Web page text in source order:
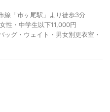
線「市ヶ尾駅」より徒歩3分
性・中学生以下11,000円
ッグ・ウェイト・男女別更衣室・